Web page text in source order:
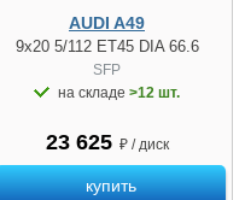
AUDI A49
9x20 5/112 ET45 DIA 66.6
SFP
на складе >12 шт.
23 625 ₽ / диск
купить